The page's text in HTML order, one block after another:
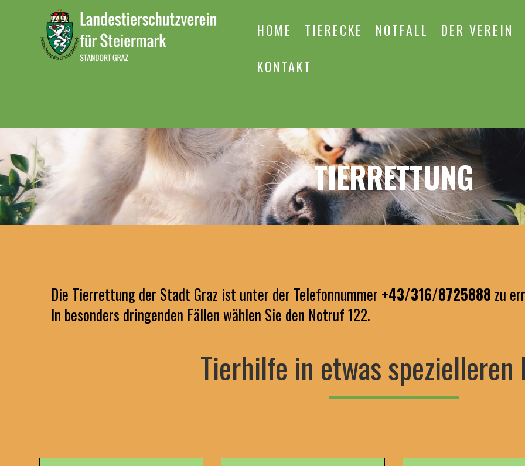
HOME TIERECKE NOTFALL
DER VEREIN
KONTAKT
TIERRETTUNG
Die Tierrettung der Stadt Graz ist unter der Telefonnummer +43/316/8725888 zu
In besonders dringenden Fällen wählen Sie den Notruf 122.
Tierhilfe in etwas spezielleren